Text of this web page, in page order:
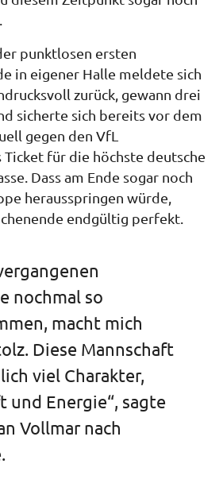
punktlosen ersten
in eigener Halle meldete sich
zurück, gewann drei
sicherte sich bereits vor dem
gegen den VfL
Ticket für die höchste deutsche
Dass am Ende sogar noch
herausspringen würde,
endgültig perfekt.
nochmal so
macht mich
Diese Mannschaft
viel Charakter,
und Energie“, sagte
Vollmar nach